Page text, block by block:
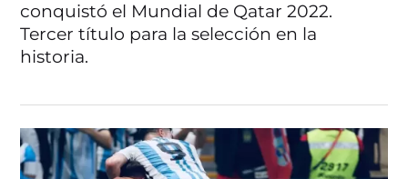
conquistó el Mundial de Qatar 2022.
Tercer título para la selección en la
historia.